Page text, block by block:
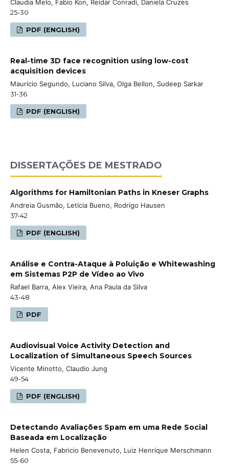
Claudia Melo, Fabio Kon, Reidar Conradi, Daniela Cruzes
25-30
PDF (ENGLISH)
Real-time 3D face recognition using low-cost
acquisition devices
Maurício Segundo, Luciano Silva, Olga Bellon, Sudeep Sarkar
31-36
PDF (ENGLISH)
DISSERTAÇÕES DE MESTRADO
Algorithms for Hamiltonian Paths in Kneser Graphs
Andreia Gusmão, Letícia Bueno, Rodrigo Hausen
37-42
PDF (ENGLISH)
Análise e Contra-Ataque à Poluição e Whitewashing
em Sistemas P2P de Vídeo ao Vivo
Rafael Barra, Alex Vieira, Ana Paula da Silva
43-48
PDF
Audiovisual Voice Activity Detection and
Localization of Simultaneous Speech Sources
Vicente Minotto, Claudio Jung
49-54
PDF (ENGLISH)
Detectando Avaliações Spam em uma Rede Social
Baseada em Localização
Helen Costa, Fabricio Benevenuto, Luiz Henrique Merschmann
55-60